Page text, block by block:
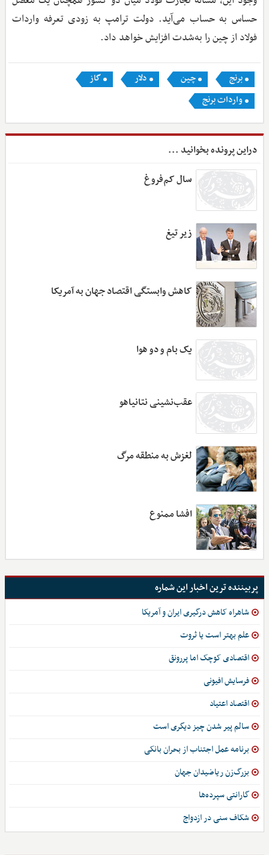
حساس به حساب می‌آید. دولت ترامپ به زودی تعرفه واردات
فولاد از چین را به‌شدت افزایش خواهد داد.
برنج چین دلار
گاز
واردات برنج
دراین پرونده بخوانید ...
سال کم‌فروغ
زیر تیغ
کاهش وابستگی اقتصاد جهان به آمریکا
یک بام و دو هوا
عقب‌نشینی نتانیاهو
لغزش به منطقه مرگ
افشا ممنوع
پربیننده ترین اخبار این شماره
شاهراه کاهش درگیری ایران و آمریکا
علم بهتر است یا ثروت
اقتصادی کوچک اما پررونق
فرسایش افیونی
اقتصاد اعتیاد
سالم پیر شدن چیز دیگری است
برنامه عمل اجتناب از بحران بانکی
بزرگ‌زن ریاضیدان جهان
گارانتی سپرده‌ها
شکاف سنی در ازدواج